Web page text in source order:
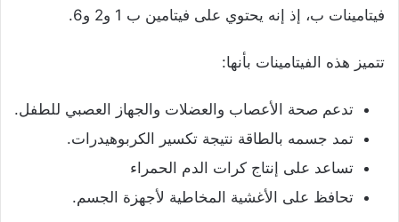
فيتامينات ب، إذ إنه يحتوي على فيتامين ب 1 و2 و6.
تتميز هذه الفيتامينات بأنها:
تدعم صحة الأعصاب والعضلات والجهاز العصبي للطفل.
تمد جسمه بالطاقة نتيجة تكسير الكربوهيدرات.
تساعد على إنتاج كرات الدم الحمراء
تحافظ على الأغشية المخاطية لأجهزة الجسم.